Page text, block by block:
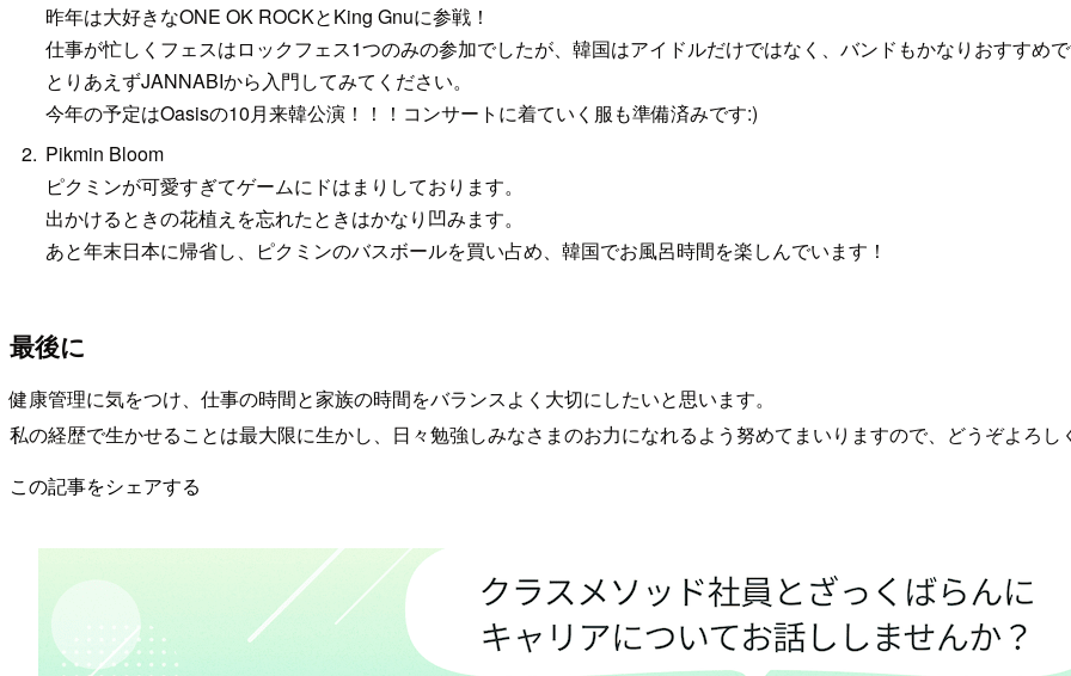
昨年は大好きなONE OK ROCKとKing Gnuに参戦！
仕事が忙しくフェスはロックフェス1つのみの参加でしたが、韓国はアイドルだけではなく、バンドもかなりおすすめ
とりあえずJANNABIから入門してみてください。
今年の予定はOasisの10月来韓公演！！！コンサートに着ていく服も準備済みです:)
Pikmin Bloom
ピクミンが可愛すぎてゲームにドはまりしております。
出かけるときの花植えを忘れたときはかなり凹みます。
あと年末日本に帰省し、ピクミンのバスボールを買い占め、韓国でお風呂時間を楽しんでいます！
最後に
健康管理に気をつけ、仕事の時間と家族の時間をバランスよく大切にしたいと思います。
私の経歴で生かせることは最大限に生かし、日々勉強しみなさまのお力になれるよう努めてまいりますので、どうぞよろし
この記事をシェアする